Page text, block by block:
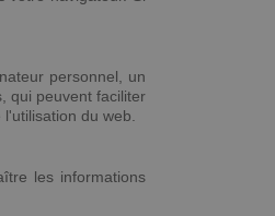
personnel, un
qui peuvent faciliter
du web.
les informations